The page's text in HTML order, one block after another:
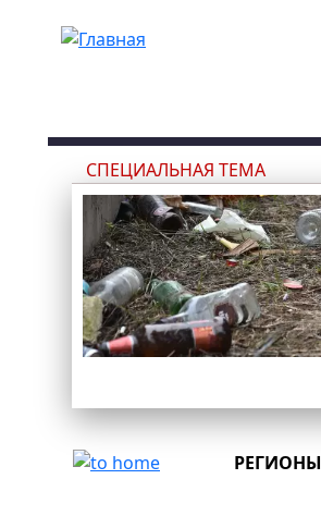
СПЕЦИАЛЬНАЯ ТЕМА
РЕГИОНЫ